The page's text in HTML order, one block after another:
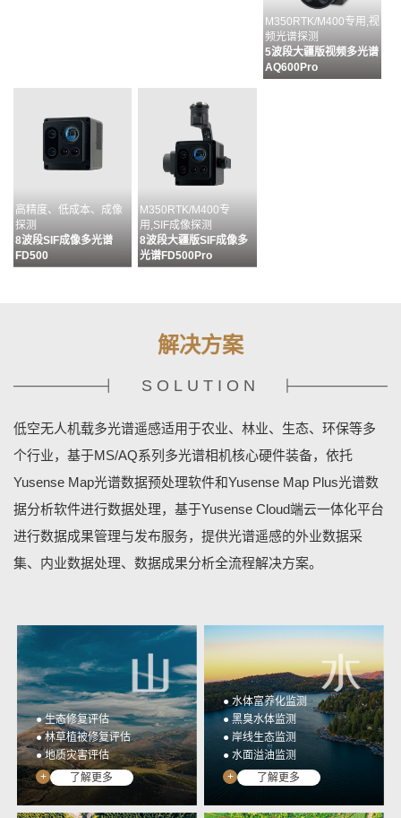
M350RTK/M400专用,视
频光谱探测
5波段大疆版视频多光谱
AQ600Pro
高精度、低成本、成像
探测
8波段SIF成像多光谱
FD500
M350RTK/M400专
用,SIF成像探测
8波段大疆版SIF成像多
光谱FD500Pro
数据预处理软件MAP
数据分析软件MAPPLUS
地基终端控制软件
YUSENSENET
展示
光谱数据展示平台
YUSENSEVIEWER
YUSENSESDK
解决方案
SOLUTION
低空无人机载多光谱遥感适用于农业、林业、生态、环保等多
个行业，基于MS/AQ系列多光谱相机核心硬件装备，依托
Yusense Map光谱数据预处理软件和Yusense Map Plus光谱数
据分析软件进行数据处理，基于Yusense Cloud端云一体化平台
进行数据成果管理与发布服务，提供光谱遥感的外业数据采
集、内业数据处理、数据成果分析全流程解决方案。
● 生态修复评估
● 林草植被修复评估
● 地质灾害评估
+
了解更多
● 水体富养化监测
● 黑臭水体监测
● 岸线生态监测
● 水面溢油监测
+
了解更多